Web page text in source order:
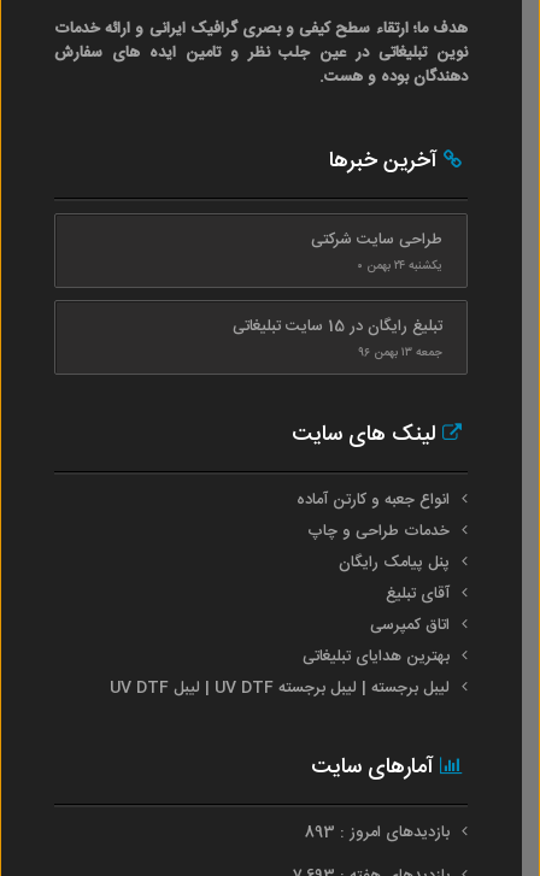
هدف ما؛ ارتقاء سطح کیفی و بصری گرافیک ایرانی و ارائه خدمات
نوین تبلیغاتی در عین جلب نظر و تامین ایده های سفارش
دهندگان بوده و هست.
آخرین خبرها
طراحی سایت شرکتی
یکشنبه ۲۴ بهمن ۰
تبلیغ رایگان در 15 سایت تبلیغاتی
جمعه ۱۳ بهمن ۹۶
لینک های سایت
انواع جعبه و کارتن آماده
خدمات طراحی و چاپ
پنل پیامک رایگان
آقای تبلیغ
اتاق کمپرسی
بهترین هدایای تبلیغاتی
لیبل برجسته | لیبل برجسته UV DTF | لیبل UV DTF
آمارهای سایت
بازدیدهای امروز : 893